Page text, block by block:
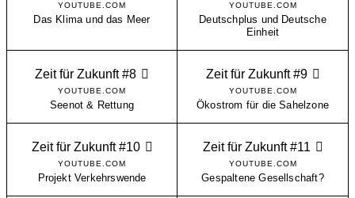
YOUTUBE.COM
Das Klima und das Meer
YOUTUBE.COM
Deutschplus und Deutsche
Einheit
Zeit für Zukunft #8
YOUTUBE.COM
Seenot & Rettung
Zeit für Zukunft #9
YOUTUBE.COM
Ökostrom für die Sahelzone
Zeit für Zukunft #10
YOUTUBE.COM
Projekt Verkehrswende
Zeit für Zukunft #11
YOUTUBE.COM
Gespaltene Gesellschaft?